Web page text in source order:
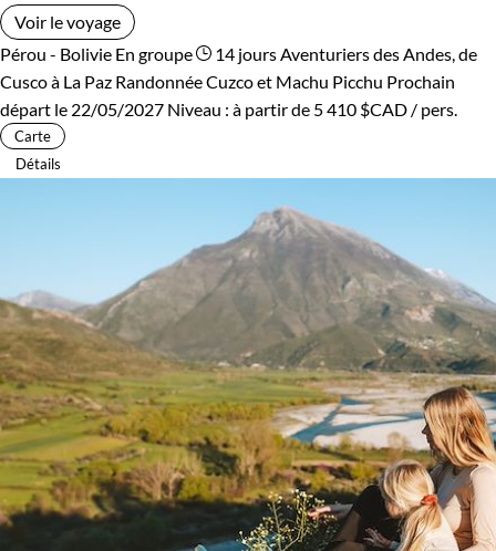
Voir le voyage
Pérou - Bolivie En groupe 14 joursAventuriers des Andes, de
Cusco à La Paz Randonnée Cuzco et Machu Picchu Prochain
départ le 22/05/2027 Niveau : à partir de 5 410 $CAD / pers.
Carte
Détails